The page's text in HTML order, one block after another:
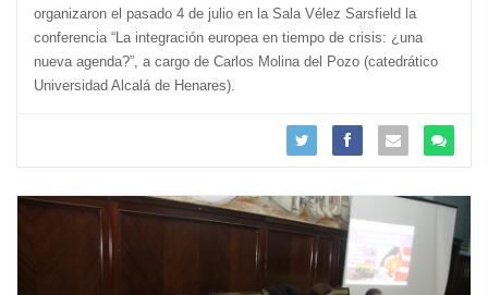
organizaron el pasado 4 de julio en la Sala Vélez Sarsfield la
conferencia “La integración europea en tiempo de crisis: ¿una
nueva agenda?”, a cargo de Carlos Molina del Pozo (catedrático
Universidad Alcalá de Henares).